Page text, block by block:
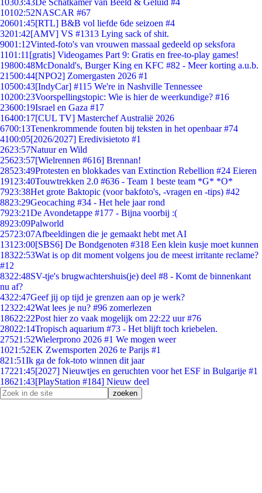
10303:43De Schatkamer van Beeld & Geluid #4
10102:52NASCAR #67
20601:45[RTL] B&B vol liefde 6de seizoen #4
3201:42[AMV] VS #1313 Lying sack of shit.
9001:12Vinted-foto's van vrouwen massaal gedeeld op seksfora
1101:11 [gratis] Videogames Part 9: Gratis en free-to-play games!
19800:48McDonald's, Burger King en KFC #82 - Meer korting a.u.b.
21500:44[NPO2] Zomergasten 2026 #1
10500:43[IndyCar] #115 We're in Nashville Tennessee
10200:23Voorspellingstopic: Wie is hier de weerkundige? #16
23600:19Israel en Gaza #17
16400:17[CUL TV] Masterchef Australië 2026
6700:13Tenenkrommende fouten bij teksten in het openbaar #74
4100:05[2026/2027] Eredivisietoto #1
2623:57Natuur en Wild
25623:57[Wielrennen #616] Brennan!
28523:49Protesten en blokkades van Extinction Rebellion #24 Eieren
191 23:40Touwtrekken 2.0 #636 - Team 1 beste team *G* *O*
7923:38Het grote Baktopic (voor bakfoto's, -vragen en -tips) #42
8823:29Geocaching #34 - Het hele jaar rond
7923:21De Avondetappe #177 - Bijna voorbij :(
8923:09Palworld
25723:07Afbeeldingen die je gemaakt hebt met AI
131 23:00[SBS6] De Bondgenoten #318 Een klein kusje moet kunnen
18322:53Wat is op dit moment volgens jou de meest irritante reclame?
#12
8322:48SV-tje's brugwachtershuis(je) deel #8 - Komt de binnenkant
nu af?
4322:47Geef jij op tijd je grenzen aan op je werk?
12322:42Wat lees je nu? #96 zomerlezen
18622:22Post hier zo vaak mogelijk om 22:22 uur #76
28022:14Tropisch aquarium #73 - Het blijft toch kriebelen.
27521:52Wielerprono 2026 #1 We mogen weer
1021:52EK Zwemsporten 2026 te Parijs #1
821:51Ik ga de fok-toto winnen dit jaar
17221:45[2027] Nieuwtjes en geruchten voor het ESF in Bulgarije #1
18621:43[PlayStation #184] Nieuw deel